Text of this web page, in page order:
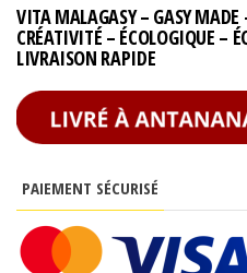
VITA MALAGASY – GASY
CRÉATIVITÉ – ÉCOLOGIQUE –
LIVRAISON RAPIDE
PAIEMENT SÉCURISÉ